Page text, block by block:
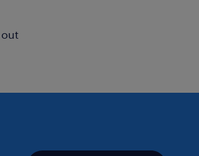
terecht in een team waar hard
Een fulltime werkweek van 36 uur